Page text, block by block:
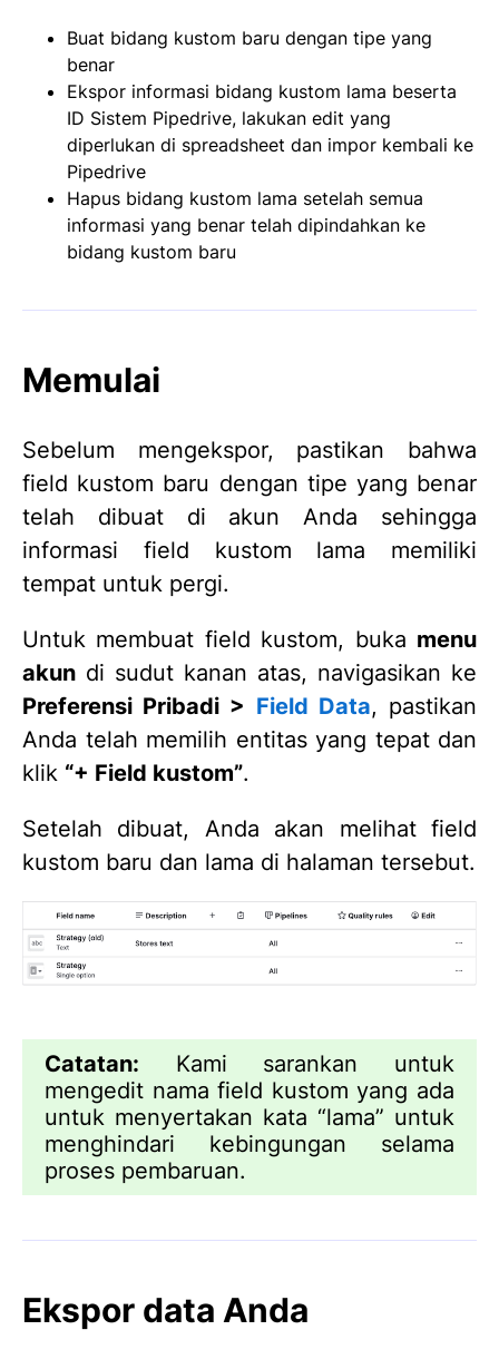
Buat bidang kustom baru dengan tipe yang
benar
Ekspor informasi bidang kustom lama beserta
ID Sistem Pipedrive, lakukan edit yang
diperlukan di spreadsheet dan impor kembali ke
Pipedrive
Hapus bidang kustom lama setelah semua
informasi yang benar telah dipindahkan ke
bidang kustom baru
Memulai
Sebelum mengekspor, pastikan bahwa
field kustom baru dengan tipe yang benar
telah dibuat di akun Anda sehingga
informasi field kustom lama memiliki
tempat untuk pergi.
Untuk membuat field kustom, buka menu
akun di sudut kanan atas, navigasikan ke
Preferensi Pribadi > Field Data, pastikan
Anda telah memilih entitas yang tepat dan
klik “+ Field kustom”.
Setelah dibuat, Anda akan melihat field
kustom baru dan lama di halaman tersebut.
Catatan: Kami sarankan untuk
mengedit nama field kustom yang ada
untuk menyertakan kata “lama” untuk
menghindari kebingungan selama
proses pembaruan.
Ekspor data Anda